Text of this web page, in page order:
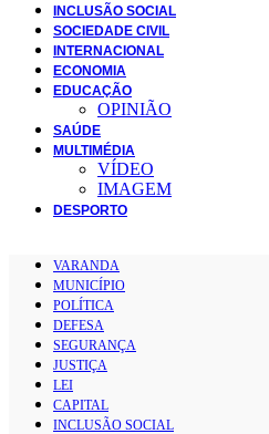
INCLUSÃO SOCIAL
SOCIEDADE CIVIL
INTERNACIONAL
ECONOMIA
EDUCAÇÃO
OPINIÃO
SAÚDE
MULTIMÉDIA
VÍDEO
IMAGEM
DESPORTO
VARANDA
MUNICÍPIO
POLÍTICA
DEFESA
SEGURANÇA
JUSTIÇA
LEI
CAPITAL
INCLUSÃO SOCIAL